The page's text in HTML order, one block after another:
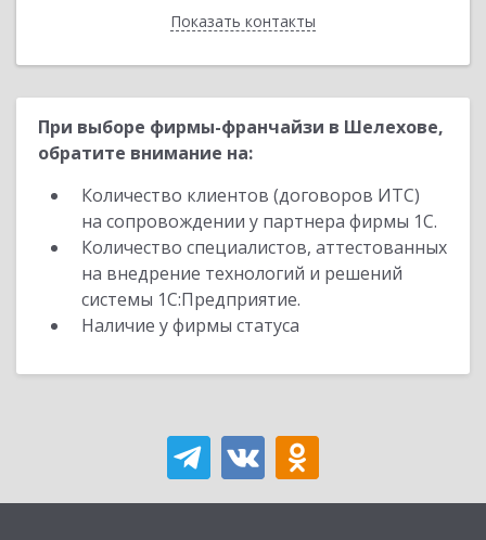
Показать контакты
Назад
При выборе фирмы-франчайзи в Шелехове,
обратите внимание на:
Количество клиентов (договоров ИТС)
на сопровождении у партнера фирмы 1С.
Количество специалистов, аттестованных
на внедрение технологий и решений
системы 1С:Предприятие.
Наличие у фирмы статуса